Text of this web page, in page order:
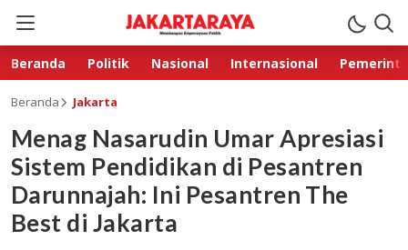
Beranda Politik Nasional Internasional
Beranda Jakarta
Menag Nasarudin Umar Apresiasi
Sistem Pendidikan di Pesantren
Darunnajah: Ini Pesantren The
Best di Jakarta